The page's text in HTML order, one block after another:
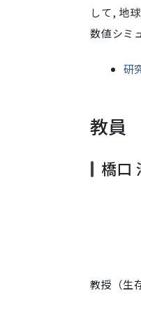
して, 地
数値シミ
研
教員
橋口
教授（生